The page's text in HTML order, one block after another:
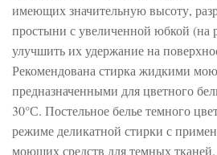
имеющих значительную высоту,
простыни с увеличенной юбкой (на
улучшить их удержание на
Рекомендована стирка жидкими
предназначенными для цветного
30°С. Постельное белье темного
режиме деликатной стирки с
моющих средств для темных